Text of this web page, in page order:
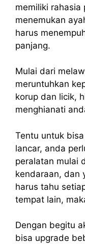
memiliki rahasia
menemukan
harus
panjang.
Mulai dari
meruntuhkan
korup dan licik,
menghianati
Tentu untuk
lancar, anda
peralatan mulai
kendaraan, dan
harus tahu
tempat lain,
Dengan begitu
bisa upgrade